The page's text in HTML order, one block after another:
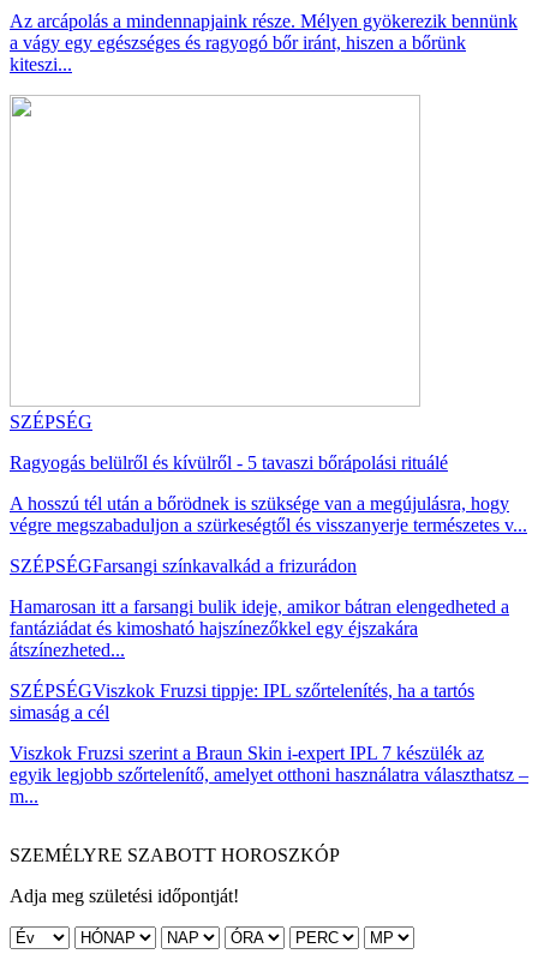
Az arcápolás a mindennapjaink része. Mélyen gyökerezik bennünk
a vágy egy egészséges és ragyogó bőr iránt, hiszen a bőrünk
kiteszi...
SZÉPSÉG
Ragyogás belülről és kívülről - 5 tavaszi bőrápolási rituálé
A hosszú tél után a bőrödnek is szüksége van a megújulásra, hogy
végre megszabaduljon a szürkeségtől és visszanyerje természetes v...
SZÉPSÉGFarsangi színkavalkád a frizurádon
Hamarosan itt a farsangi bulik ideje, amikor bátran elengedheted a
fantáziádat és kimosható hajszínezőkkel egy éjszakára
átszínezheted...
SZÉPSÉGViszkok Fruzsi tippje: IPL szőrtelenítés, ha a tartós
simaság a cél
Viszkok Fruzsi szerint a Braun Skin i-expert IPL 7 készülék az
egyik legjobb szőrtelenítő, amelyet otthoni használatra választhatsz –
m...
SZEMÉLYRE SZABOTT HOROSZKÓP
Adja meg születési időpontját!